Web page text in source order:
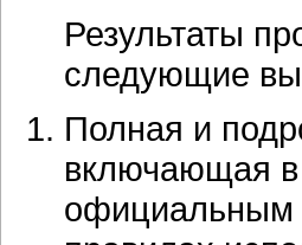
Результаты
следующие
Полная и
включающая в
официальным